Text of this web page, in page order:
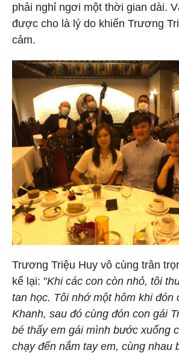
phải nghỉ ngơi một thời gian dài.
được cho là lý do khiến Trương
cảm.
Trương Triệu Huy vô cùng trân
kể lại: "Khi các con còn nhỏ, tôi
tan học. Tôi nhớ một hôm khi đón
Khanh, sau đó cùng đón con gái
bé thấy em gái mình bước xuống
chạy đến nắm tay em, cùng nhau